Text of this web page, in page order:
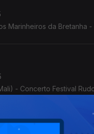
Marinheiros da Bretanha
- Concerto Festival